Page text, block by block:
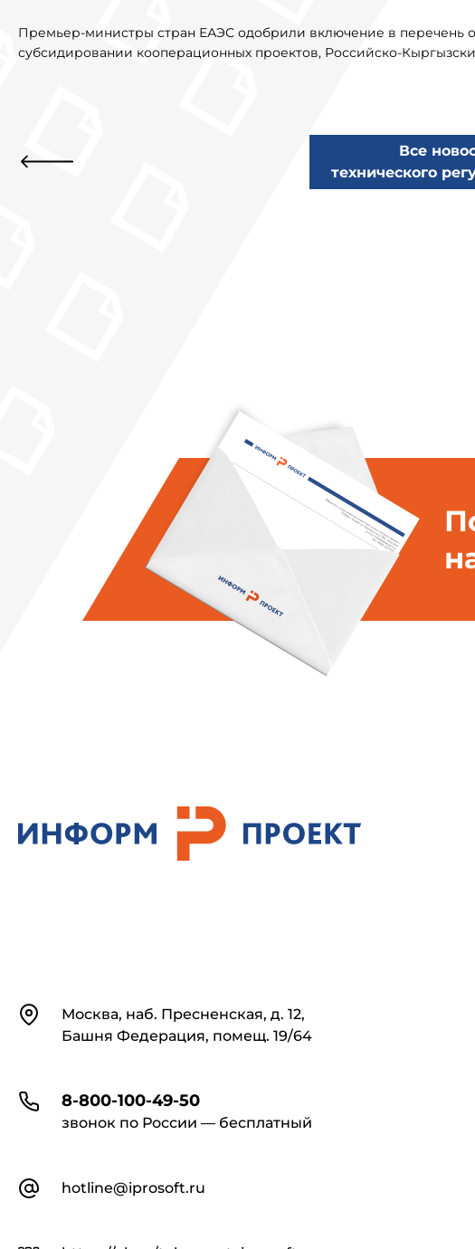
Премьер-министры стран ЕАЭС одобрили включение в перечень
субсидировании кооперационных проектов, Российско-
Все
технического
КонтактыМосква, наб. Пресненская, д. 12,
Башня Федерация, помещ. 19/64
8-800-100-49-50
звонок по России — бесплатный
hotline@iprosoft.ru